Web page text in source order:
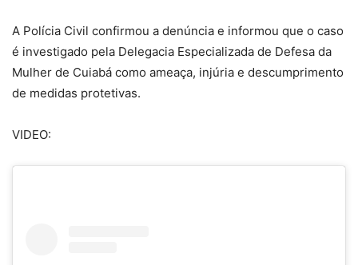
A Polícia Civil confirmou a denúncia e informou que o caso
é investigado pela Delegacia Especializada de Defesa da
Mulher de Cuiabá como ameaça, injúria e descumprimento
de medidas protetivas.
VIDEO: